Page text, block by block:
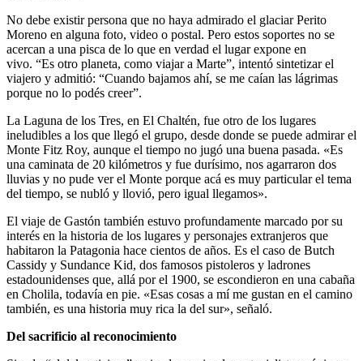
No debe existir persona que no haya admirado el glaciar Perito
Moreno en alguna foto, video o postal. Pero estos soportes no se
acercan a una pisca de lo que en verdad el lugar expone en
vivo. “Es otro planeta, como viajar a Marte”, intentó sintetizar el
viajero y admitió: “Cuando bajamos ahí, se me caían las lágrimas
porque no lo podés creer”.
La Laguna de los Tres, en El Chaltén, fue otro de los lugares
ineludibles a los que llegó el grupo, desde donde se puede admirar el
Monte Fitz Roy, aunque el tiempo no jugó una buena pasada. «Es
una caminata de 20 kilómetros y fue durísimo, nos agarraron dos
lluvias y no pude ver el Monte porque acá es muy particular el tema
del tiempo, se nubló y llovió, pero igual llegamos».
El viaje de Gastón también estuvo profundamente marcado por su
interés en la historia de los lugares y personajes extranjeros que
habitaron la Patagonia hace cientos de años. Es el caso de Butch
Cassidy y Sundance Kid, dos famosos pistoleros y ladrones
estadounidenses que, allá por el 1900, se escondieron en una cabaña
en Cholila, todavía en pie. «Esas cosas a mí me gustan en el camino
también, es una historia muy rica la del sur», señaló.
Del sacrificio al reconocimiento